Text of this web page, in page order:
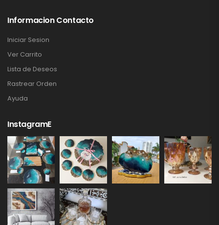
Informacion Contacto
Iniciar Sesion
Ver Carrito
Lista de Deseos
Rastrear Orden
Ayuda
InstagramE